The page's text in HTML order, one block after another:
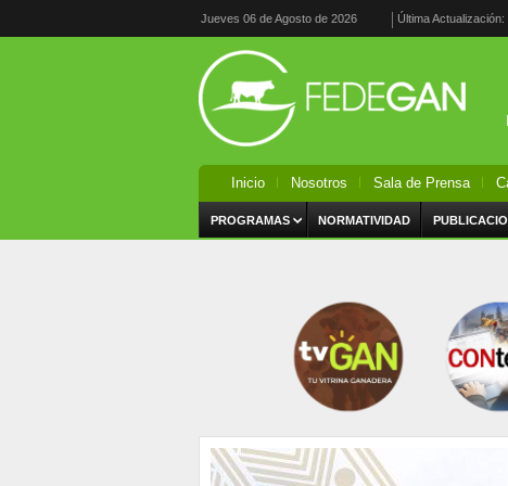
Jueves 06 de Agosto de 2026 Última
Inicio Nosotros Sala de Prensa
PROGRAMAS NORMATIVIDAD